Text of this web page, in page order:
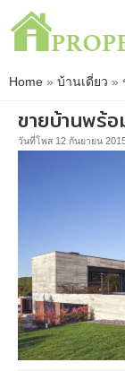
Home » บ้านเดี่ยว »
ขายบ้านพร้
วันที่โพส 12 กันยายน